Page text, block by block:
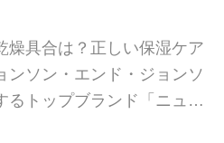
燥具合は？正しい保湿ケア
ンソン・エンド・ジョンソ
るトップブランド「ニュー
®︎」のスキンケアとは？